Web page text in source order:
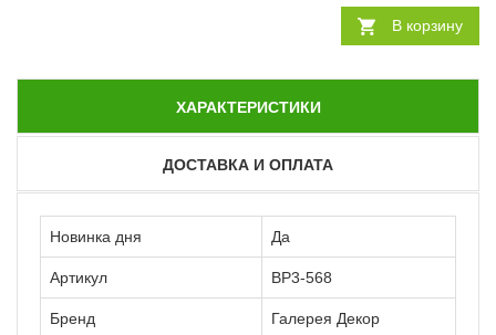
В корзину
ХАРАКТЕРИСТИКИ
ДОСТАВКА И ОПЛАТА
Новинка дня Да
Артикул ВР3-568
Бренд Галерея Декор